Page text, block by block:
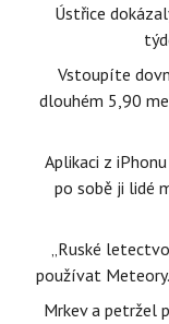
Ústřice
Vstoupíte
dlouhém 5,90
Aplikaci z
po sobě ji lidé
„Ruské
používat
Mrkev a petržel